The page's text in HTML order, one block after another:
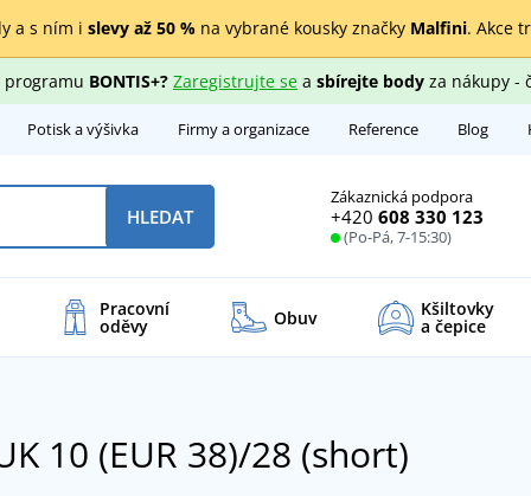
a s ním i slevy až 50 %na vybrané kousky značky Malfini. Akce
programu BONTIS+? Zaregistrujte sea sbírejte bodyza nákupy -
Potisk a výšivka Firmy a organizace Reference Blog
Zákaznická podpora
+420 608 330 123
(Po-Pá, 7-15:30)
HLEDAT
Pracovní
oděvy Obuv Kšiltovky
a čepice
10 (EUR 38)/28 (short)